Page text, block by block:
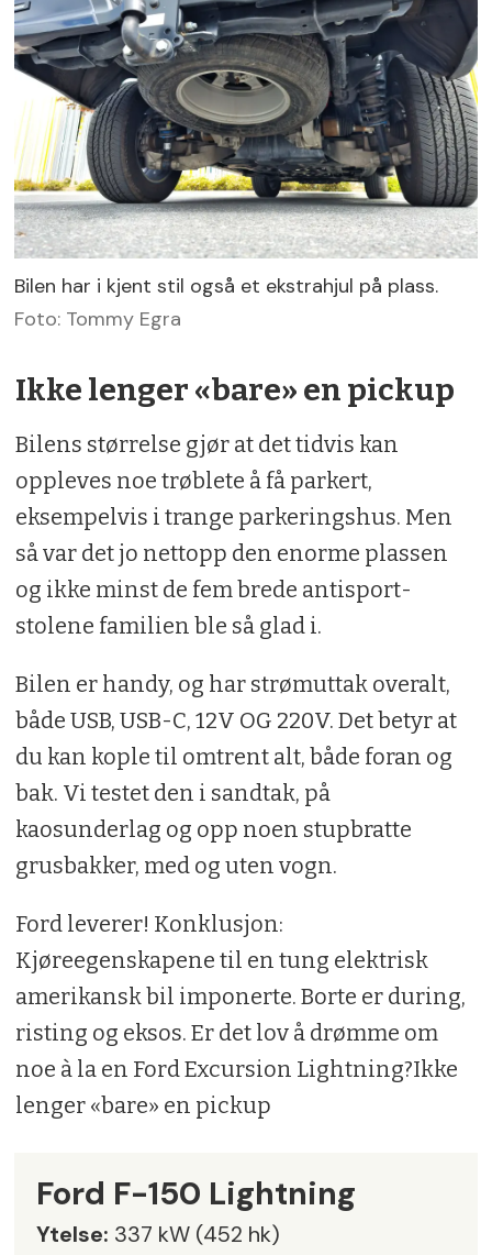
Bilen har i kjent stil også et ekstrahjul på plass.
Foto: Tommy Egra
Ikke lenger «bare» en pickup
Bilens størrelse gjør at det tidvis kan
oppleves noe trøblete å få parkert,
eksempelvis i trange parkeringshus. Men
så var det jo nettopp den enorme plassen
og ikke minst de fem brede antisport-
stolene familien ble så glad i.
Bilen er handy, og har strømuttak overalt,
både USB, USB-C, 12V OG 220V. Det betyr at
du kan kople til omtrent alt, både foran og
bak. Vi testet den i sandtak, på
kaosunderlag og opp noen stupbratte
grusbakker, med og uten vogn.
Ford leverer! Konklusjon:
Kjøreegenskapene til en tung elektrisk
amerikansk bil imponerte. Borte er during,
risting og eksos. Er det lov å drømme om
noe à la en Ford Excursion Lightning?Ikke
lenger «bare» en pickup
Ford F-150 Lightning
Ytelse: 337 kW (452 hk)